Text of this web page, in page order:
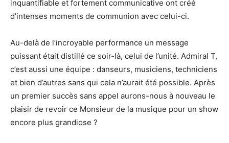
inquantifiable et fortement communicative ont créé
d’intenses moments de communion avec celui-ci.
Au-delà de l’incroyable performance un message
puissant était distillé ce soir-là, celui de l’unité. Admiral T,
c’est aussi une équipe : danseurs, musiciens, techniciens
et bien d’autres sans qui cela n’aurait été possible. Après
un premier succès sans appel aurons-nous à nouveau le
plaisir de revoir ce Monsieur de la musique pour un show
encore plus grandiose ?